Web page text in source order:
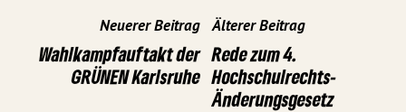
Neuerer Beitrag
Wahlkampfauftakt der
GRÜNEN Karlsruhe
Älterer Beitrag
Rede zum 4.
Hochschulrechts-
Änderungsgesetz